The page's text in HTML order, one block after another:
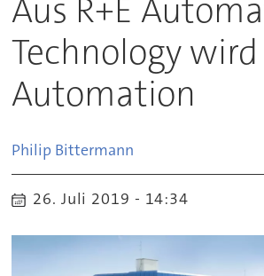
Aus R+E
Technology
Automation
Philip Bittermann
26. Juli 2019 - 14:34